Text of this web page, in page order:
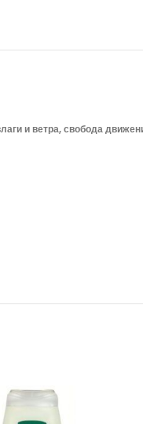
и ветра, свобода